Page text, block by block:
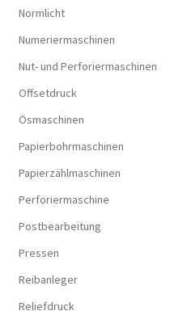
Normlicht
Numeriermaschinen
Nut- und Perforiermaschinen
Offsetdruck
Ösmaschinen
Papierbohrmaschinen
Papierzählmaschinen
Perforiermaschine
Postbearbeitung
Pressen
Reibanleger
Reliefdruck